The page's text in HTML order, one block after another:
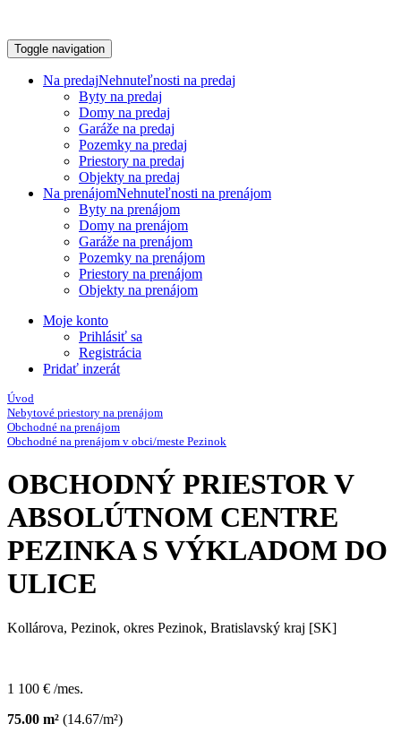
Toggle navigation
Na predajNehnuteľnosti na predaj
Byty na predaj
Domy na predaj
Garáže na predaj
Pozemky na predaj
Priestory na predaj
Objekty na predaj
Na prenájomNehnuteľnosti na prenájom
Byty na prenájom
Domy na prenájom
Garáže na prenájom
Pozemky na prenájom
Priestory na prenájom
Objekty na prenájom
Moje konto
Prihlásiť sa
Registrácia
Pridať inzerát
Úvod
Nebytové priestory na prenájom
Obchodné na prenájom
Obchodné na prenájom v obci/meste Pezinok
OBCHODNÝ PRIESTOR V
ABSOLÚTNOM CENTRE
PEZINKA S VÝKLADOM DO
ULICE
Kollárova, Pezinok, okres Pezinok, Bratislavský kraj [SK]
1 100 € /mes.
75.00 m² (14.67/m²)